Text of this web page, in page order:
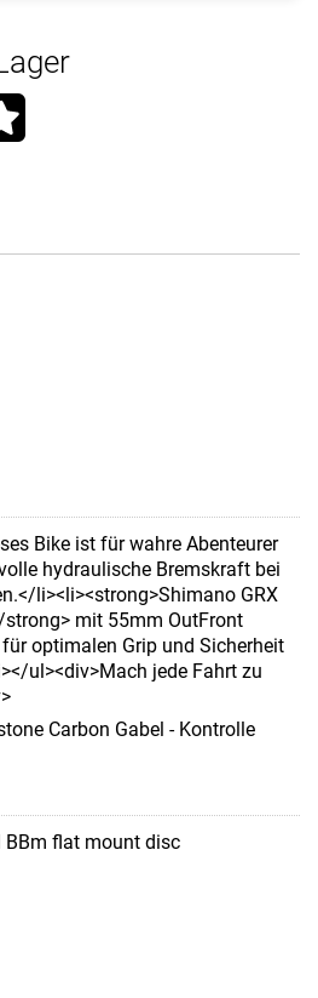
Bike ist für wahre Abenteurer
hydraulische Bremskraft bei
li><li><strong>Shimano GRX
mit 55mm OutFront
optimalen Grip und Sicherheit
ul><div>Mach jede Fahrt zu
Carbon Gabel - Kontrolle
BBm flat mount disc